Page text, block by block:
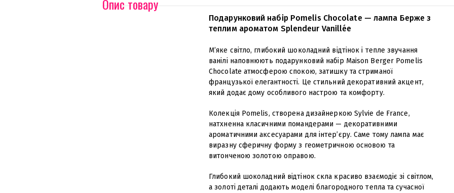
Опис товару
Подарунковий набір Pomelis Chocolate — лампа Берже з
теплим ароматом Splendeur Vanillée
М’яке світло, глибокий шоколадний відтінок і тепле звучання
ванілі наповнюють подарунковий набір Maison Berger Pomelis
Chocolate атмосферою спокою, затишку та стриманої
французької елегантності. Це стильний декоративний акцент,
який додає дому особливого настрою та комфорту.
Колекція Pomelis, створена дизайнеркою Sylvie de France,
натхненна класичними помандерами — декоративними
ароматичними аксесуарами для інтер’єру. Саме тому лампа має
виразну сферичну форму з геометричною основою та
витонченою золотою оправою.
Глибокий шоколадний відтінок скла красиво взаємодіє зі світлом,
а золоті деталі додають моделі благородного тепла та сучасної